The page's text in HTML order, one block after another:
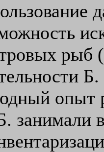
рыб
опыт
занимали